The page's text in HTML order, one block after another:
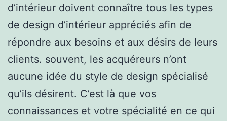
d’intérieur doivent connaître tous les types
de design d’intérieur appréciés afin de
répondre aux besoins et aux désirs de leurs
clients. souvent, les acquéreurs n’ont
aucune idée du style de design spécialisé
qu’ils désirent. C’est là que vos
connaissances et votre spécialité en ce qui